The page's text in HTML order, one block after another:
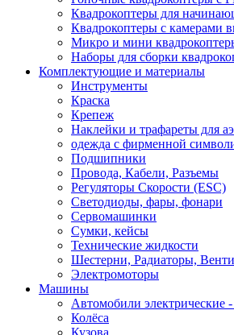
Квадрокоптеры для
Квадрокоптеры с камерами
Микро и мини
Наборы для сборки
Комплектующие и материалы
Инструменты
Краска
Крепеж
Наклейки и трафареты для
одежда с фирменной
Подшипники
Провода, Кабели, Разъемы
Регуляторы Скорости (ESC)
Светодиоды, фары, фонари
Сервомашинки
Сумки, кейсы
Технические жидкости
Шестерни, Радиаторы,
Электромоторы
Машины
Автомобили электрические
Колёса
Кузова